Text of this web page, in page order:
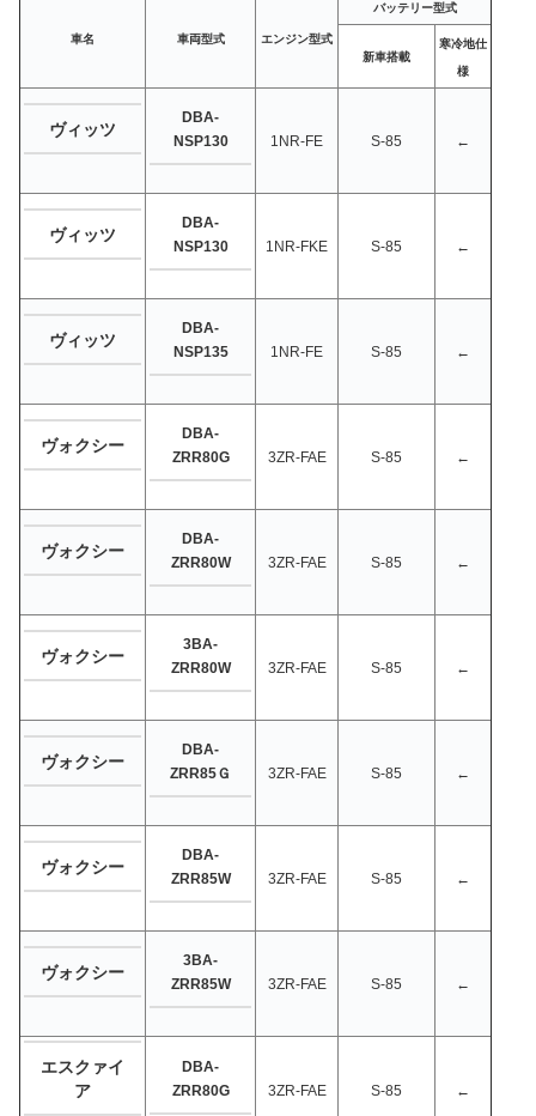
車名 車両型式 エンジン型式
バッテリー型式
新車搭載
寒冷地仕
様
ヴィッツ
DBA-
NSP130
1NR-FE S-85 ←
ヴィッツ
DBA-
NSP130
1NR-FKE S-85 ←
ヴィッツ
DBA-
NSP135
1NR-FE S-85 ←
ヴォクシー
DBA-
ZRR80G
3ZR-FAE S-85 ←
ヴォクシー
DBA-
ZRR80W
3ZR-FAE S-85 ←
ヴォクシー
3BA-
ZRR80W
3ZR-FAE S-85 ←
ヴォクシー
DBA-
ZRR85Ｇ
3ZR-FAE S-85 ←
ヴォクシー
DBA-
ZRR85W
3ZR-FAE S-85 ←
ヴォクシー
3BA-
ZRR85W
3ZR-FAE S-85 ←
エスクァイ
ア
DBA-
ZRR80G
3ZR-FAE S-85 ←